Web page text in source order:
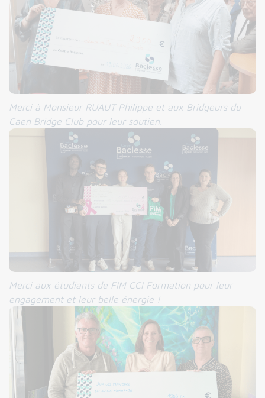
Merci à Monsieur RUAUT Philippe et aux Bridgeurs du
Caen Bridge Club pour leur soutien.
Merci aux étudiants de FIM CCI Formation pour leur
engagement et leur belle énergie !